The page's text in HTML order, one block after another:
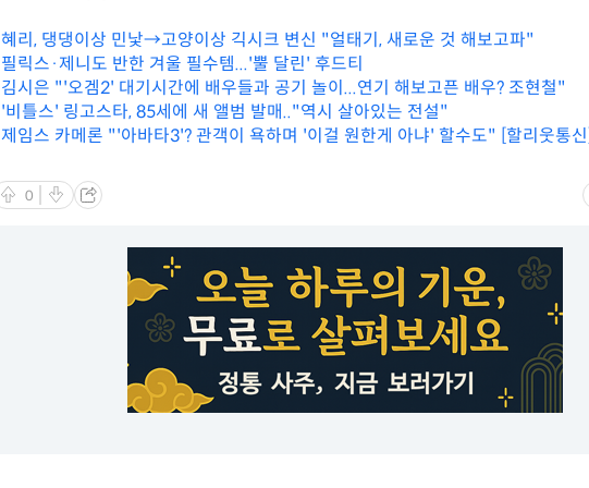
혜리, 댕댕이상 민낯→고양이상 긱시크 변신 "얼태기, 새로운 것 해보고파"
필릭스·제니도 반한 겨울 필수템...'뿔 달린' 후드티
김시은 "'오겜2' 대기시간에 배우들과 공기 놀이...연기 해보고픈 배우? 조현철"
'비틀스' 링고스타, 85세에 새 앨범 발매.."역시 살아있는 전설"
제임스 카메론 "'아바타3'? 관객이 욕하며 '이걸 원한게 아냐' 할수도" [할리웃통
0